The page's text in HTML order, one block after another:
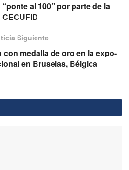
al 100” por parte de la
CECUFID
Siguiente
medalla de oro en la expo-
en Bruselas, Bélgica